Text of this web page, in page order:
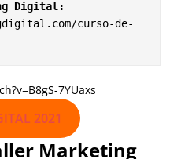
curso-de-
7YUaxs
2021
Marketing